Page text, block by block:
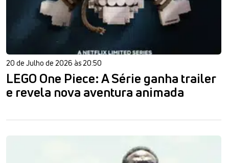
20 de Julho de 2026 às 20:50
LEGO One Piece: A Série ganha trailer
e revela nova aventura animada